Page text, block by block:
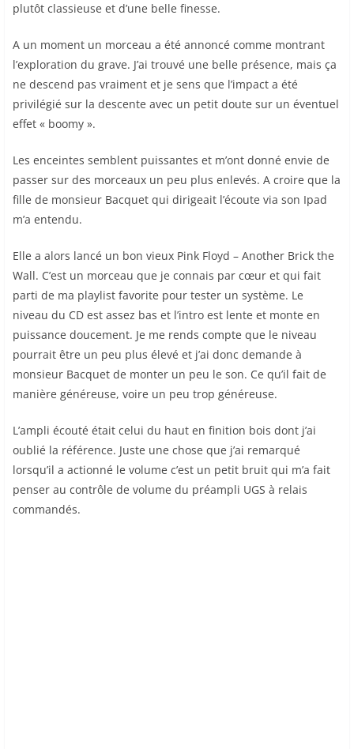
plutôt classieuse et d’une belle finesse.
A un moment un morceau a été annoncé comme montrant
l’exploration du grave. J’ai trouvé une belle présence, mais ça
ne descend pas vraiment et je sens que l’impact a été
privilégié sur la descente avec un petit doute sur un éventuel
effet « boomy ».
Les enceintes semblent puissantes et m’ont donné envie de
passer sur des morceaux un peu plus enlevés. A croire que la
fille de monsieur Bacquet qui dirigeait l’écoute via son Ipad
m’a entendu.
Elle a alors lancé un bon vieux Pink Floyd – Another Brick the
Wall. C’est un morceau que je connais par cœur et qui fait
parti de ma playlist favorite pour tester un système. Le
niveau du CD est assez bas et l’intro est lente et monte en
puissance doucement. Je me rends compte que le niveau
pourrait être un peu plus élevé et j’ai donc demande à
monsieur Bacquet de monter un peu le son. Ce qu’il fait de
manière généreuse, voire un peu trop généreuse.
L’ampli écouté était celui du haut en finition bois dont j’ai
oublié la référence. Juste une chose que j’ai remarqué
lorsqu’il a actionné le volume c’est un petit bruit qui m’a fait
penser au contrôle de volume du préampli UGS à relais
commandés.